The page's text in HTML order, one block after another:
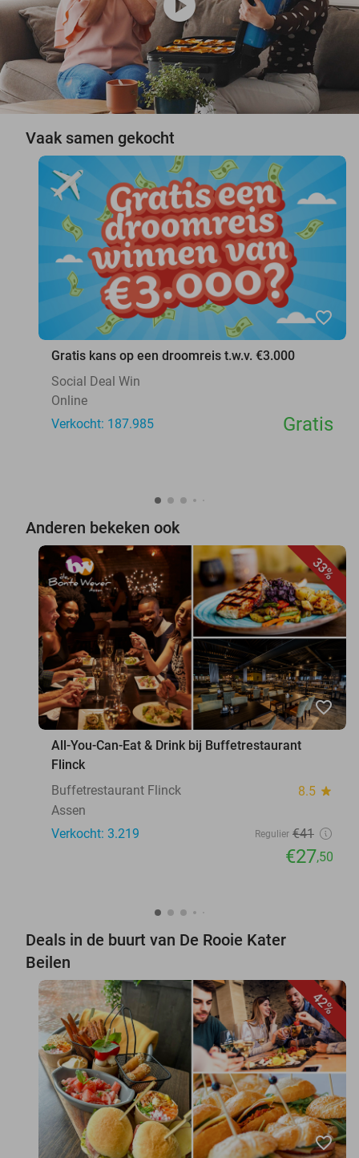
Vaak samen gekocht
favorite_border
Gratis kans op een droomreis t.w.v. €3.000
Social Deal Win
Online
Verkocht: 187.985
Gratis
Anderen bekeken ook
33%
favorite_border
All-You-Can-Eat & Drink bij Buffetrestaurant
Flinck
Buffetrestaurant Flinck
8.5 star
Assen
Verkocht: 3.219
Regulier €41
€27,50
Deals in de buurt van De Rooie Kater
Beilen
42%
favorite_border